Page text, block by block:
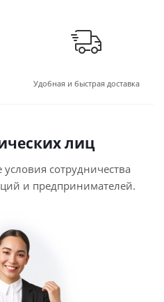
Удобная и быстрая доставка
лиц
сотрудничества
и предпринимателей.